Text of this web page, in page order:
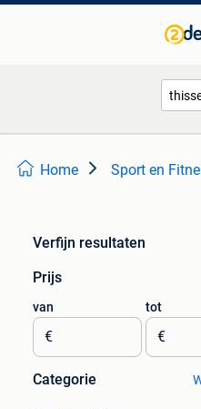
Home Sport en
Verfijn resultaten
Prijs
van
€
tot
€
Categorie